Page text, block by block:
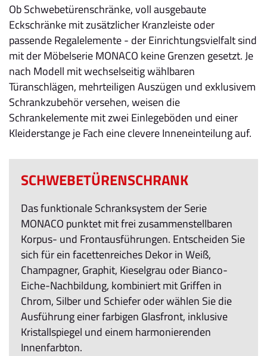
Ob Schwebetürenschränke, voll ausgebaute
Eckschränke mit zusätzlicher Kranzleiste oder
passende Regalelemente - der Einrichtungsvielfalt sind
mit der Möbelserie MONACO keine Grenzen gesetzt. Je
nach Modell mit wechselseitig wählbaren
Türanschlägen, mehrteiligen Auszügen und exklusivem
Schrankzubehör versehen, weisen die
Schrankelemente mit zwei Einlegeböden und einer
Kleiderstange je Fach eine clevere Inneneinteilung auf.
SCHWEBETÜRENSCHRANK
Das funktionale Schranksystem der Serie
MONACO punktet mit frei zusammenstellbaren
Korpus- und Frontausführungen. Entscheiden Sie
sich für ein facettenreiches Dekor in Weiß,
Champagner, Graphit, Kieselgrau oder Bianco-
Eiche-Nachbildung, kombiniert mit Griffen in
Chrom, Silber und Schiefer oder wählen Sie die
Ausführung einer farbigen Glasfront, inklusive
Kristallspiegel und einem harmonierenden
Innenfarbton.